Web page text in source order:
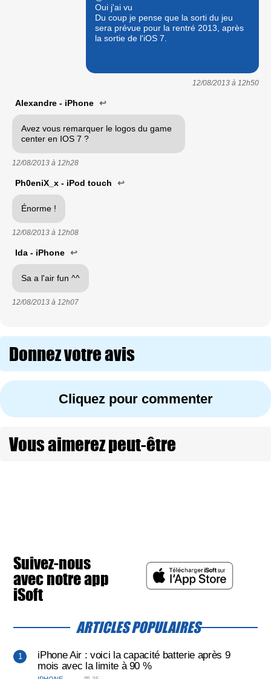
Oui j'ai vu
Du coup je pense que la sorti du jeu
sera prévue pour la rentré 2013, après
la sortie de l'iOS 7.
12/08/2013 à 12h50
Alexandre - iPhone ↩
Avez vous remarquer le logos du game
center en IOS 7 ?
12/08/2013 à 12h28
Ph0eniX_x - iPod touch ↩
Énorme !
12/08/2013 à 12h08
Ida - iPhone ↩
Sa a l'air fun ^^
12/08/2013 à 12h07
Donnez votre avis
Cliquez pour commenter
Vous aimerez peut-être
Suivez-nous
avec notre app
iSoft
ARTICLES POPULAIRES
iPhone Air : voici la capacité batterie après 9
mois avec la limite à 90 %